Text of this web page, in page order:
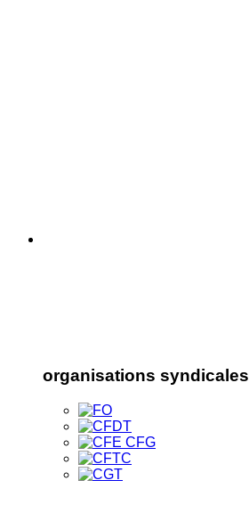
organisations syndicales